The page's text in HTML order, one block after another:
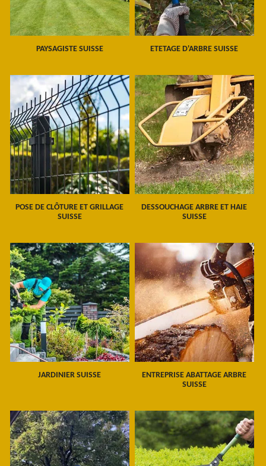
PAYSAGISTE SUISSE ETETAGE D'ARBRE SUISSE
POSE DE CLÔTURE ET GRILLAGE
SUISSE
DESSOUCHAGE ARBRE ET HAIE
SUISSE
JARDINIER SUISSE
ENTREPRISE ABATTAGE ARBRE
SUISSE